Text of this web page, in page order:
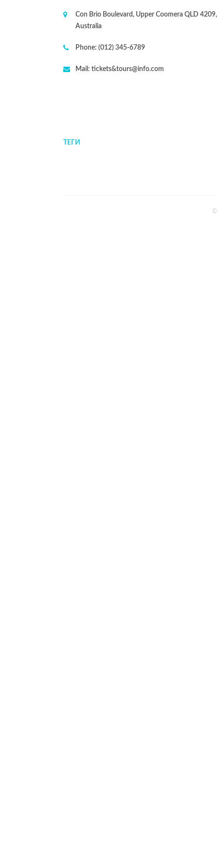
Con Brio Boulevard, Upper Coomera QLD 4209,
Australia
Phone: (012) 345-6789
Mail: tickets&tours@info.com
ТЕГИ
©